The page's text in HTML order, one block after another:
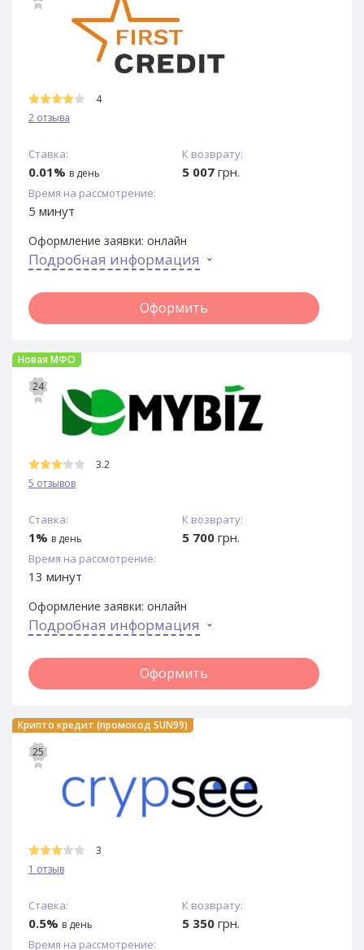
4
2 отзыва
Ставка:
0.01% в день
К возврату:
5 007 грн.
Время на рассмотрение:
5 минут
Оформление заявки: онлайн
Подробная информация
Оформить
Новая МФО
24
3.2
5 отзывов
Ставка:
1% в день
К возврату:
5 700 грн.
Время на рассмотрение:
13 минут
Оформление заявки: онлайн
Подробная информация
Оформить
Крипто кредит (промокод SUN99)
25
3
1 отзыв
Ставка:
0.5% в день
К возврату:
5 350 грн.
Время на рассмотрение: